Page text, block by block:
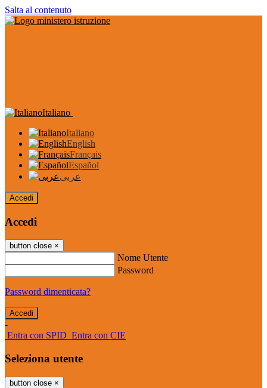
Salta al contenuto
Italiano
Italiano
English
Français
Español
عربى
Accedi
Accedi
button close ×
Nome Utente
Password
Password dimenticata?
-
Entra con SPID Entra con CIE
Seleziona utente
button close ×